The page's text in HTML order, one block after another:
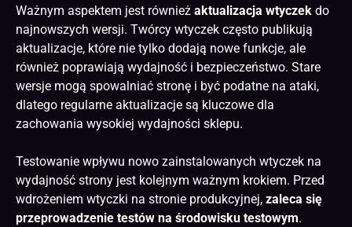
Ważnym aspektem jest również aktualizacja wtyczek do
najnowszych wersji. Twórcy wtyczek często publikują
aktualizacje, które nie tylko dodają nowe funkcje, ale
również poprawiają wydajność i bezpieczeństwo. Stare
wersje mogą spowalniać stronę i być podatne na ataki,
dlatego regularne aktualizacje są kluczowe dla
zachowania wysokiej wydajności sklepu.
Testowanie wpływu nowo zainstalowanych wtyczek na
wydajność strony jest kolejnym ważnym krokiem. Przed
wdrożeniem wtyczki na stronie produkcyjnej, zaleca się
przeprowadzenie testów na środowisku testowym.